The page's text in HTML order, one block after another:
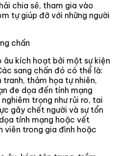
chia sẻ, tham gia vào
tự giúp đỡ với những người
chấn
kích hoạt bởi một sự kiện
sang chấn đó có thể là:
thảm họa tự nhiên,
đe dọa đến tính mạng
trọng như rủi ro, tai
gây chết người và sự tổn
tính mạng hoặc vết
viên trong gia đình hoặc